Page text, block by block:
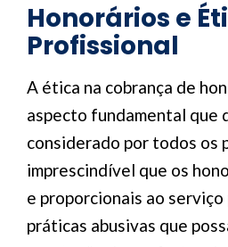
Honorários e
Profissional
A ética na cobrança de
aspecto fundamental que
considerado por todos os
imprescindível que os
e proporcionais ao
práticas abusivas que